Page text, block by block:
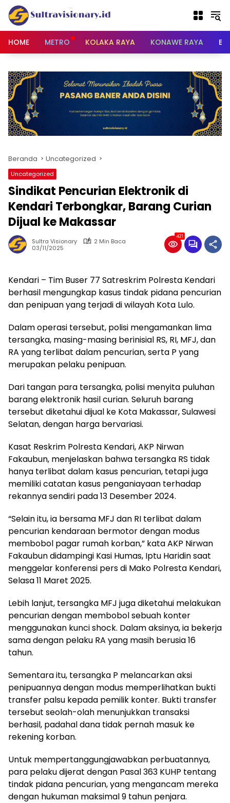
Langsung
konten
HOME
METRO KOLAKA RAYA KONAWE RAYA
Beranda Uncategorized
Uncategorized
Sindikat Pencurian Elektronik di
Kendari Terbongkar, Barang Curian
Dijual ke Makassar
Sultra Visionary
2 Min Baca
03/11/2025
421
Kendari – Tim Buser 77 Satreskrim Polresta Kendari
berhasil mengungkap kasus tindak pidana pencurian
dan penipuan yang terjadi di wilayah Kota Lulo.
Dalam operasi tersebut, polisi mengamankan lima
tersangka, masing-masing berinisial RS, RI, MFJ, dan
RA yang terlibat dalam pencurian, serta P yang
merupakan pelaku penipuan.
Dari tangan para tersangka, polisi menyita puluhan
barang elektronik hasil curian. Seluruh barang
tersebut diketahui dijual ke Kota Makassar, Sulawesi
Selatan, dengan harga bervariasi.
Kasat Reskrim Polresta Kendari, AKP Nirwan
Fakaubun, menjelaskan bahwa tersangka RS tidak
hanya terlibat dalam kasus pencurian, tetapi juga
memiliki catatan kasus penganiayaan terhadap
rekannya sendiri pada 13 Desember 2024.
“Selain itu, ia bersama MFJ dan RI terlibat dalam
pencurian kendaraan bermotor dengan modus
membobol pagar rumah korban,” kata AKP Nirwan
Fakaubun didampingi Kasi Humas, Iptu Haridin saat
menggelar konferensi pers di Mako Polresta Kendari,
Selasa 11 Maret 2025.
Lebih lanjut, tersangka MFJ juga diketahui melakukan
pencurian dengan membobol sebuah konter
menggunakan kunci shock. Dalam aksinya, ia bekerja
sama dengan pelaku RA yang masih berusia 16
tahun.
Sementara itu, tersangka P melancarkan aksi
penipuannya dengan modus memperlihatkan bukti
transfer palsu kepada pemilik konter. Bukti transfer
tersebut seolah-olah menunjukkan transaksi
berhasil, padahal dana tidak pernah masuk ke
rekening korban.
Untuk mempertanggungjawabkan perbuatannya,
para pelaku dijerat dengan Pasal 363 KUHP tentang
tindak pidana pencurian, yang mengancam mereka
dengan hukuman maksimal 9 tahun penjara.